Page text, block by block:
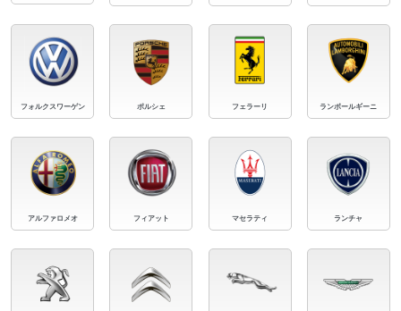
フォルクスワーゲン ポルシェ フェラーリ ランボールギーニ
アルファロメオ フィアット マセラティ ランチャ